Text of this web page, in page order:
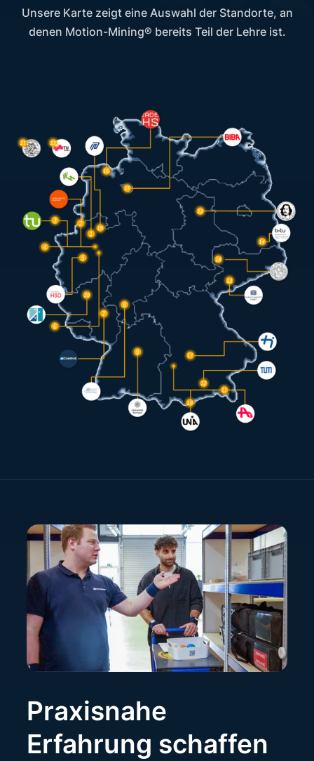
Unsere Karte zeigt eine Auswahl der Standorte, an
denen Motion-Mining® bereits Teil der Lehre ist.
Praxisnahe
Erfahrung schaffen